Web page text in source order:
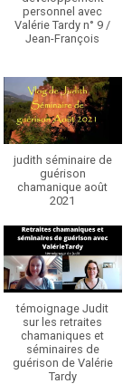
personnel avec
Valérie Tardy n° 9 /
Jean-François
judith séminaire de
guérison
chamanique août
2021
témoignage Judit
sur les retraites
chamaniques et
séminaires de
guérison de Valérie
Tardy